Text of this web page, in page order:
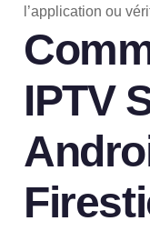
l’application ou
IPTV